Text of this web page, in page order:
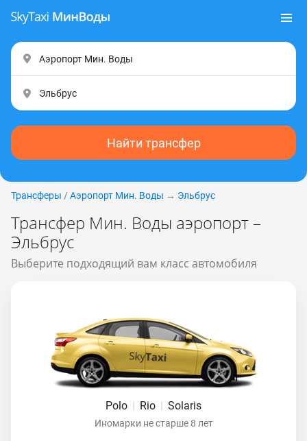
Найти трансфер
Трансферы / Аэропорт Мин. Воды → Эльбрус
Трансфер Мин. Воды аэропорт –
Эльбрус
Выберите подходящий вам класс автомобиля
Polo | Rio | Solaris
Иномарки не старше 8 лет